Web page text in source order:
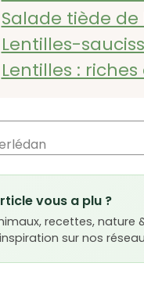
Salade tiède
Lentilles-
Lentilles :
vous a plu ?
recettes,
sur nos